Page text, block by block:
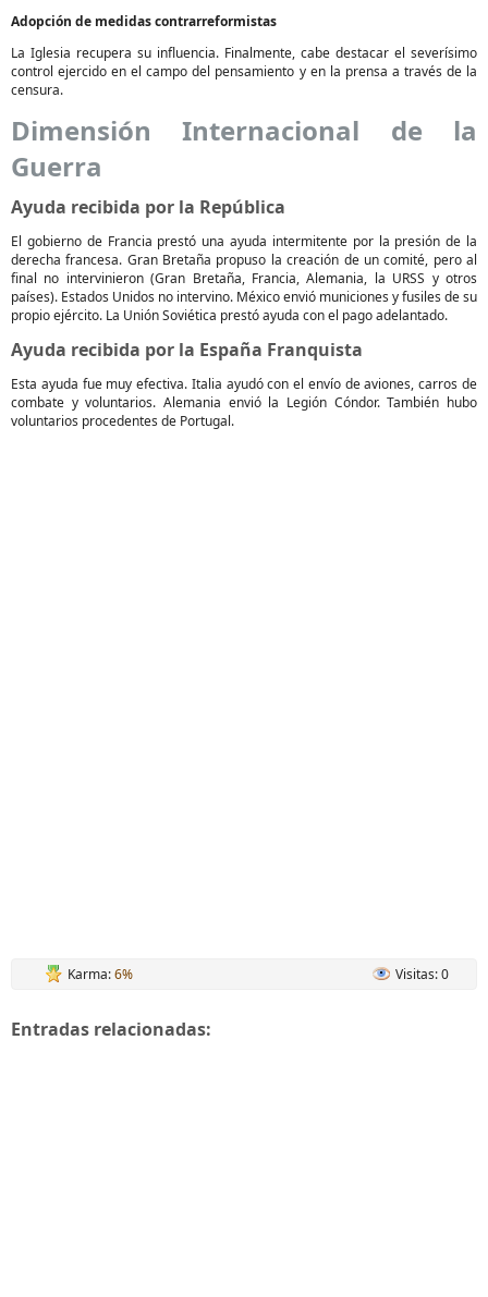
Adopción de medidas contrarreformistas
La Iglesia recupera su influencia. Finalmente, cabe destacar el severísimo
control ejercido en el campo del pensamiento y en la prensa a través de la
censura.
Dimensión Internacional de la
Guerra
Ayuda recibida por la República
El gobierno de Francia prestó una ayuda intermitente por la presión de la
derecha francesa. Gran Bretaña propuso la creación de un comité, pero al
final no intervinieron (Gran Bretaña, Francia, Alemania, la URSS y otros
países). Estados Unidos no intervino. México envió municiones y fusiles de su
propio ejército. La Unión Soviética prestó ayuda con el pago adelantado.
Ayuda recibida por la España Franquista
Esta ayuda fue muy efectiva. Italia ayudó con el envío de aviones, carros de
combate y voluntarios. Alemania envió la Legión Cóndor. También hubo
voluntarios procedentes de Portugal.
Karma:6% Visitas: 0
Entradas relacionadas: